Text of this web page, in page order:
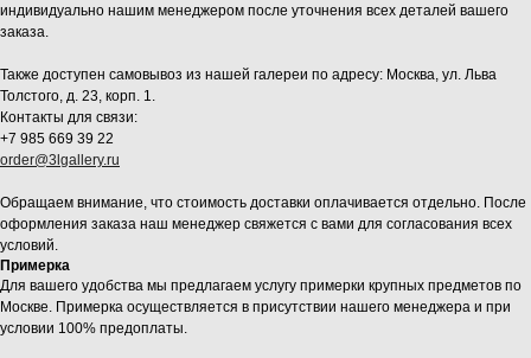
индивидуально нашим менеджером после уточнения всех деталей вашего
заказа.
Также доступен самовывоз из нашей галереи по адресу: Москва, ул. Льва
Толстого, д. 23, корп. 1.
Контакты для связи:
+7 985 669 39 22
order@3lgallery.ru
Обращаем внимание, что стоимость доставки оплачивается отдельно. После
оформления заказа наш менеджер свяжется с вами для согласования всех
условий.
Примерка
Для вашего удобства мы предлагаем услугу примерки крупных предметов по
Москве. Примерка осуществляется в присутствии нашего менеджера и при
условии 100% предоплаты.